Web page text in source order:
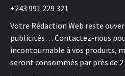
+243 991 229 321
Votre Rédaction Web reste
publicités… Contactez-nous
incontournable à vos produits,
seront consommés par près de 2